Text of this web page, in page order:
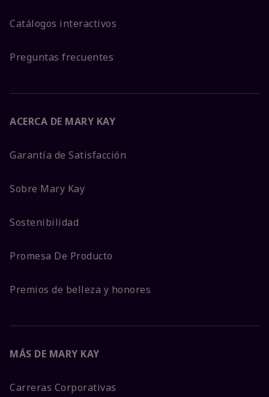
Catálogos interactivos
Preguntas frecuentes
ACERCA DE MARY KAY
Garantía de Satisfacción
Sobre Mary Kay
Sostenibilidad
Promesa De Producto
Premios de belleza y honores
MÁS DE MARY KAY
Carreras Corporativas